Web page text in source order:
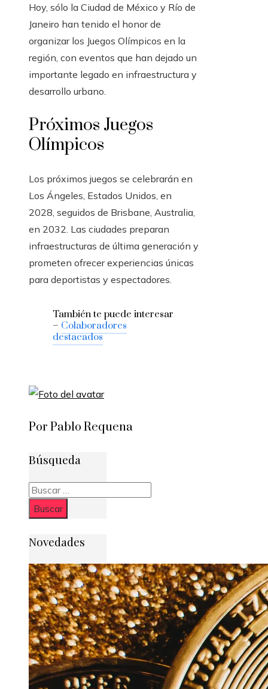
Hoy, sólo la Ciudad de México y Río de
Janeiro han tenido el honor de
organizar los Juegos Olímpicos en la
región, con eventos que han dejado un
importante legado en infraestructura y
desarrollo urbano.
Próximos Juegos
Olímpicos
Los próximos juegos se celebrarán en
Los Ángeles, Estados Unidos, en
2028, seguidos de Brisbane, Australia,
en 2032. Las ciudades preparan
infraestructuras de última generación y
prometen ofrecer experiencias únicas
para deportistas y espectadores.
También te puede interesar
– Colaboradores
destacados
Por Pablo Requena
Búsqueda
Buscar:
Novedades